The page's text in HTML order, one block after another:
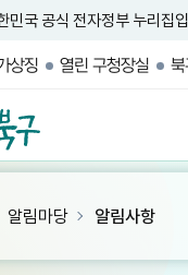
민국 공식 전자정부 누리집
상징 열린 구청장실
알림마당 알림사항